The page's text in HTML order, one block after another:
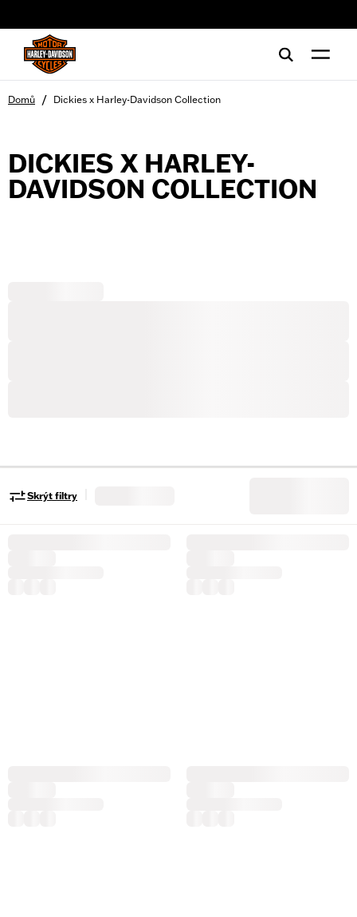
Domů / Dickies x Harley-Davidson Collection
DICKIES X HARLEY-
DAVIDSON COLLECTION
Skrýt filtry